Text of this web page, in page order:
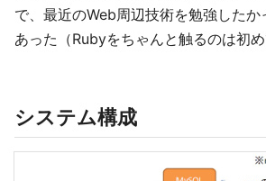
で、最近のWeb周辺技術を勉強したか
あった（Rubyをちゃんと触るのは初め
システム構成